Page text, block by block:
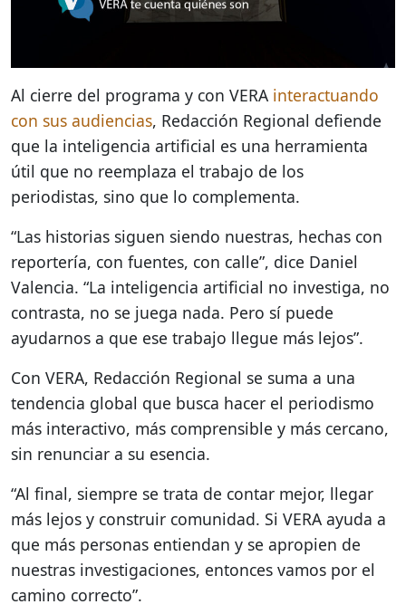
Al cierre del programa y con VERA interactuando
con sus audiencias, Redacción Regional defiende
que la inteligencia artificial es una herramienta
útil que no reemplaza el trabajo de los
periodistas, sino que lo complementa.
“Las historias siguen siendo nuestras, hechas con
reportería, con fuentes, con calle”, dice Daniel
Valencia. “La inteligencia artificial no investiga, no
contrasta, no se juega nada. Pero sí puede
ayudarnos a que ese trabajo llegue más lejos”.
Con VERA, Redacción Regional se suma a una
tendencia global que busca hacer el periodismo
más interactivo, más comprensible y más cercano,
sin renunciar a su esencia.
“Al final, siempre se trata de contar mejor, llegar
más lejos y construir comunidad. Si VERA ayuda a
que más personas entiendan y se apropien de
nuestras investigaciones, entonces vamos por el
camino correcto”.